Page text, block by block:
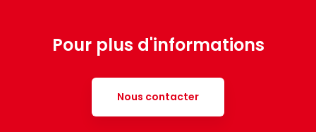
Pour plus d'informations
Nous contacter